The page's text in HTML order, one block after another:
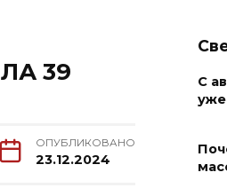
39
ОПУБЛИКОВАНО
23.12.2024
С